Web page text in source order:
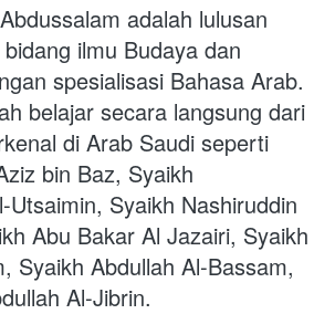
adalah lulusan
ilmu Budaya dan
spesialisasi Bahasa Arab.
belajar secara langsung dari
di Arab Saudi seperti
bin Baz, Syaikh
Utsaimin, Syaikh Nashiruddin
Abu Bakar Al Jazairi, Syaikh
Syaikh Abdullah Al-Bassam,
Al-Jibrin.